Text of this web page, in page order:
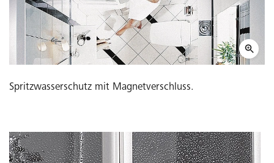
Spritzwasserschutz mit Magnetverschluss.